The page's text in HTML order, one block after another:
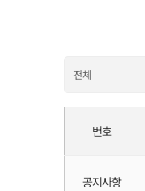
번호
공지사항